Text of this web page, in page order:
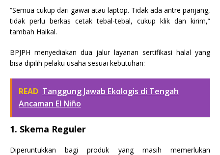
“Semua cukup dari gawai atau laptop. Tidak ada antre panjang,
tidak perlu berkas cetak tebal-tebal, cukup klik dan kirim,”
tambah Haikal.
BPJPH menyediakan dua jalur layanan sertifikasi halal yang
bisa dipilih pelaku usaha sesuai kebutuhan:
READ Tanggung Jawab Ekologis di Tengah
Ancaman El Niño
1. Skema Reguler
Diperuntukkan bagi produk yang masih memerlukan